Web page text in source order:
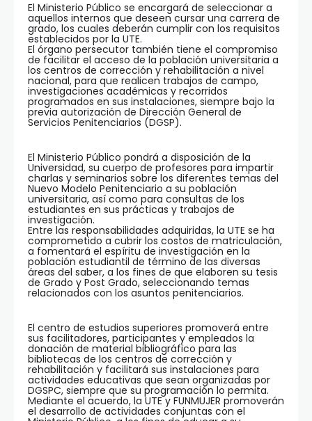
El Ministerio Público se encargará de seleccionar a
aquellos internos que deseen cursar una carrera de
grado, los cuales deberán cumplir con los requisitos
establecidos por la UTE.
El órgano persecutor también tiene el compromiso
de facilitar el acceso de la población universitaria a
los centros de corrección y rehabilitación a nivel
nacional, para que realicen trabajos de campo,
investigaciones académicas y recorridos
programados en sus instalaciones, siempre bajo la
previa autorización de Dirección General de
Servicios Penitenciarios (DGSP).
El Ministerio Público pondrá a disposición de la
Universidad, su cuerpo de profesores para impartir
charlas y seminarios sobre los diferentes temas del
Nuevo Modelo Penitenciario a su población
universitaria, así como para consultas de los
estudiantes en sus prácticas y trabajos de
investigación.
Entre las responsabilidades adquiridas, la UTE se ha
comprometido a cubrir los costos de matriculación,
a fomentará el espíritu de investigación en la
población estudiantil de término de las diversas
áreas del saber, a los fines de que elaboren su tesis
de Grado y Post Grado, seleccionando temas
relacionados con los asuntos penitenciarios.
El centro de estudios superiores promoverá entre
sus facilitadores, participantes y empleados la
donación de material bibliográfico para las
bibliotecas de los centros de corrección y
rehabilitación y facilitará sus instalaciones para
actividades educativas que sean organizadas por
DGSPC, siempre que su programación lo permita.
Mediante el acuerdo, la UTE y FUNMUJER promoverán
el desarrollo de actividades conjuntas con el